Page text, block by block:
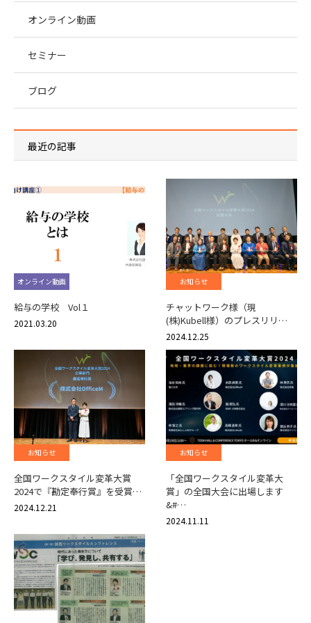
オンライン動画
セミナー
ブログ
最近の記事
オンライン動画
給与の学校 Vol１
2021.03.20
お知らせ
チャットワーク様（現
(株)Kubell様）のプレスリリ…
2024.12.25
お知らせ
全国ワークスタイル変革大賞
2024で『勘定奉行賞』を受賞…
2024.12.21
お知らせ
「全国ワークスタイル変革大
賞」の全国大会に出場します
&#…
2024.11.11